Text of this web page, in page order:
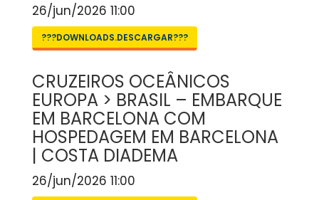
26/jun/2026 11:00
???DOWNLOADS.DESCARGAR???
CRUZEIROS OCEÂNICOS
EUROPA > BRASIL – EMBARQUE
EM BARCELONA COM
HOSPEDAGEM EM BARCELONA
| COSTA DIADEMA
26/jun/2026 11:00